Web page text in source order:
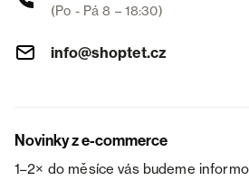
(Po - Pá 8 – 18:30)
info@shoptet.cz
Novinky z e-commerce
1–2× do měsíce vás budeme